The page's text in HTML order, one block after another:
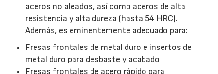
aceros no aleados, así como aceros de alta
resistencia y alta dureza (hasta 54 HRC).
Además, es eminentemente adecuado para:
Fresas frontales de metal duro e insertos de
metal duro para desbaste y acabado
Fresas frontales de acero rápido para